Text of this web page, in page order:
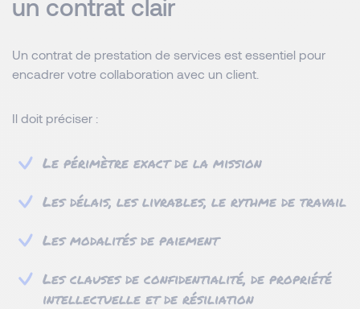
un contrat clair
Un contrat de prestation de services est essentiel pour
encadrer votre collaboration avec un client.
Il doit préciser :
Le périmètre exact de la mission
Les délais, les livrables, le rythme de travail
Les modalités de paiement
Les clauses de confidentialité, de propriété
intellectuelle et de résiliation